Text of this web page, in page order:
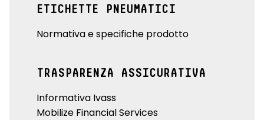
ETICHETTE PNEUMATICI
Normativa e specifiche prodotto
TRASPARENZA ASSICURATIVA
Informativa Ivass
Mobilize Financial Services